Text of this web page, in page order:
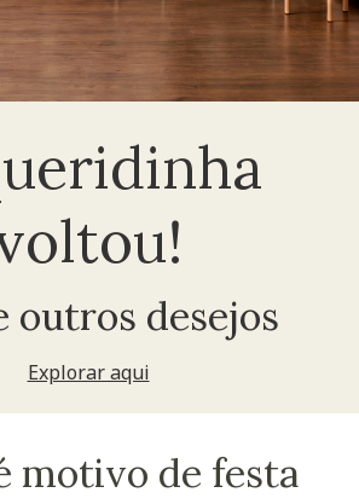
outros desejos
Explorar aqui
motivo de festa